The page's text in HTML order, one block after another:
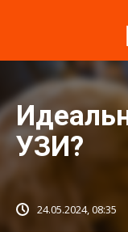
УЗИ?
24.05.2024, 08:35